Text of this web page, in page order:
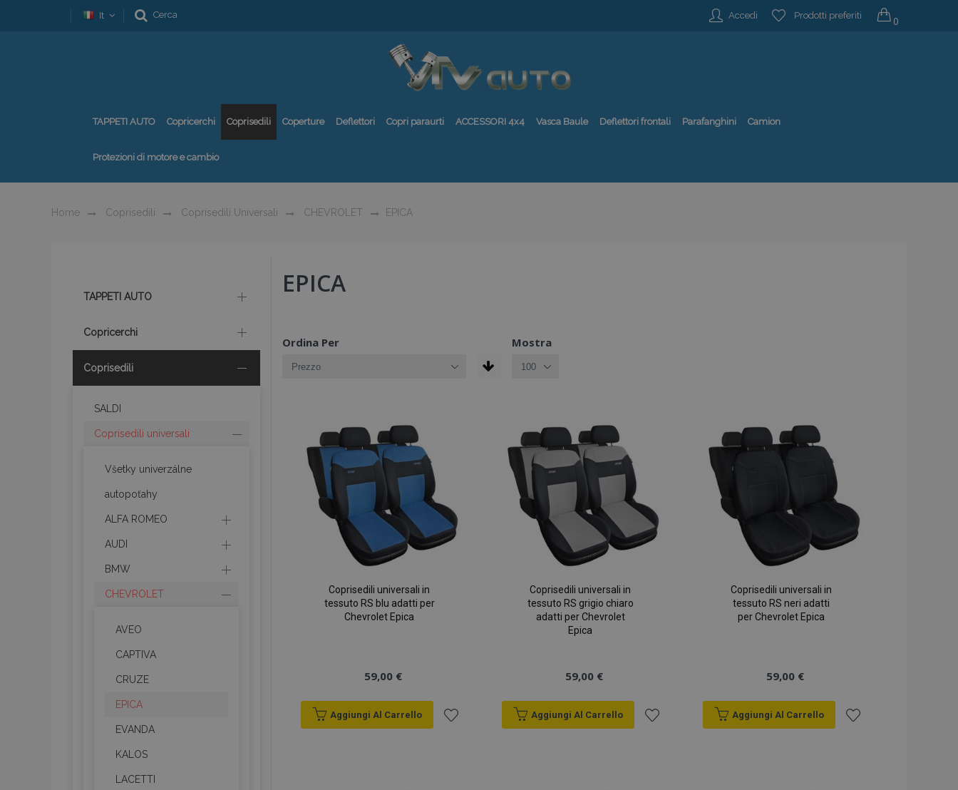
It Cerca Accedi Prodotti preferiti 0
TAPPETI AUTO Copricerchi Coprisedili Coperture Deflettori Copri paraurti ACCESSORI 4x4 Vasca Baule Deflettori frontali Parafanghini Camion
Protezioni di motore e cambio
Home Coprisedili Coprisedili Universali CHEVROLET EPICA
EPICA
Ordina Per Mostra
Coprisedili universali in
tessuto RS blu adatti per
Chevrolet Epica
59,00 €
Aggiungi Al Carrello
Coprisedili universali in
tessuto RS grigio chiaro
adatti per Chevrolet
Epica
59,00 €
Aggiungi Al Carrello
Coprisedili universali in
tessuto RS neri adatti
per Chevrolet Epica
59,00 €
Aggiungi Al Carrello
TAPPETI AUTO
Copricerchi
Coprisedili
SALDI
Coprisedili universali
Všetky univerzálne
autopoťahy
ALFA ROMEO
AUDI
BMW
CHEVROLET
AVEO
CAPTIVA
CRUZE
EPICA
EVANDA
KALOS
LACETTI